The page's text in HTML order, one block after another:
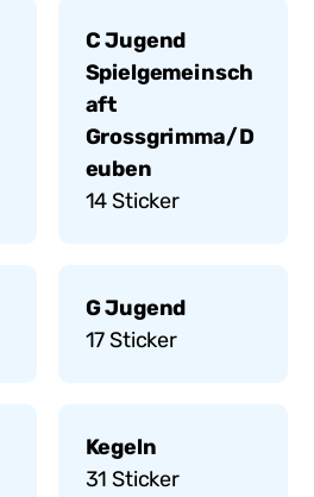
C Jugend
Spielgemeinsch
aft
Grossgrimma/D
euben
14Sticker
G Jugend
17Sticker
Kegeln
31 Sticker